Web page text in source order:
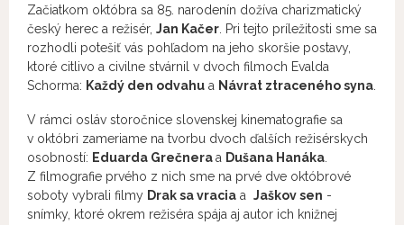
Začiatkom októbra sa 85. narodenín dožíva charizmatický
český herec a režisér, Jan Kačer . Pri tejto príležitosti sme sa
rozhodli potešiť vás pohľadom na jeho skoršie postavy,
ktoré citlivo a civilne stvárnil v dvoch filmoch Evalda
Schorma: Každý den odvahu a Návrat ztraceného syna
V rámci osláv storočnice slovenskej kinematografie sa
v októbri zameriame na tvorbu dvoch ďalších režisérskych
osobností: Eduarda Grečneraa Dušana Hanáka
Z filmografie prvého z nich sme na prvé dve októbrové
soboty vybrali filmy Drak sa vracia a Jaškov sen -
snímky, ktoré okrem režiséra spája aj autor ich knižnej